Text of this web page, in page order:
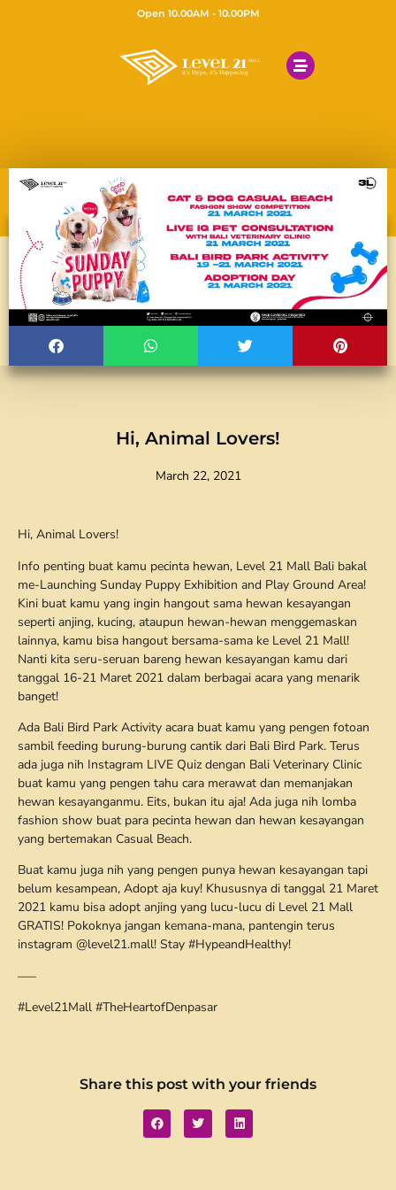
Open 10.00AM - 10.00PM
Hi, Animal Lovers!
March 22, 2021
Hi, Animal Lovers!
Info penting buat kamu pecinta hewan, Level 21 Mall Bali bakal
me-Launching Sunday Puppy Exhibition and Play Ground Area!
Kini buat kamu yang ingin hangout sama hewan kesayangan
seperti anjing, kucing, ataupun hewan-hewan menggemaskan
lainnya, kamu bisa hangout bersama-sama ke Level 21 Mall!
Nanti kita seru-seruan bareng hewan kesayangan kamu dari
tanggal 16-21 Maret 2021 dalam berbagai acara yang menarik
banget!
Ada Bali Bird Park Activity acara buat kamu yang pengen fotoan
sambil feeding burung-burung cantik dari Bali Bird Park. Terus
ada juga nih Instagram LIVE Quiz dengan Bali Veterinary Clinic
buat kamu yang pengen tahu cara merawat dan memanjakan
hewan kesayanganmu. Eits, bukan itu aja! Ada juga nih lomba
fashion show buat para pecinta hewan dan hewan kesayangan
yang bertemakan Casual Beach.
Buat kamu juga nih yang pengen punya hewan kesayangan tapi
belum kesampean, Adopt aja kuy! Khususnya di tanggal 21 Maret
2021 kamu bisa adopt anjing yang lucu-lucu di Level 21 Mall
GRATIS! Pokoknya jangan kemana-mana, pantengin terus
instagram @level21.mall! Stay #HypeandHealthy!
—–
#Level21Mall #TheHeartofDenpasar
Share this post with your friends